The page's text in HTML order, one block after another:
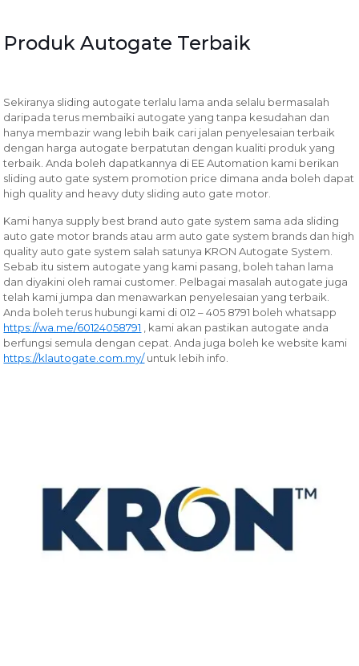
Produk Autogate Terbaik
Sekiranya sliding autogate terlalu lama anda selalu bermasalah
daripada terus membaiki autogate yang tanpa kesudahan dan
hanya membazir wang lebih baik cari jalan penyelesaian terbaik
dengan harga autogate berpatutan dengan kualiti produk yang
terbaik. Anda boleh dapatkannya di EE Automation kami berikan
sliding auto gate system promotion price dimana anda boleh dapat
high quality and heavy duty sliding auto gate motor.
Kami hanya supply best brand auto gate system sama ada sliding
auto gate motor brands atau arm auto gate system brands dan high
quality auto gate system salah satunya KRON Autogate System.
Sebab itu sistem autogate yang kami pasang, boleh tahan lama
dan diyakini oleh ramai customer. Pelbagai masalah autogate juga
telah kami jumpa dan menawarkan penyelesaian yang terbaik.
Anda boleh terus hubungi kami di 012 – 405 8791 boleh whatsapp
https://wa.me/60124058791 , kami akan pastikan autogate anda
berfungsi semula dengan cepat. Anda juga boleh ke website kami
https://klautogate.com.my/untuk lebih info.